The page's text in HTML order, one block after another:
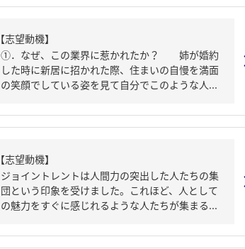
【志望動機】
①．なぜ、この業界に惹かれたか？ 姉が婚約
した時に新居に招かれた際、住まいの自慢を満面
の笑顔でしている姿を見て自分でこのような人...
【志望動機】
ジョイントレントは人間力の突出した人たちの集
団という印象を受けました。これほど、人として
の魅力をすぐに感じれるような人たちが集まる...